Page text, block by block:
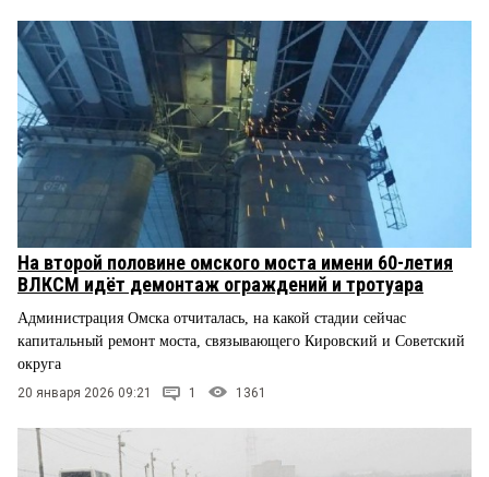
На второй половине омского моста имени 60-летия
ВЛКСМ идёт демонтаж ограждений и тротуара
Администрация Омска отчиталась, на какой стадии сейчас
капитальный ремонт моста, связывающего Кировский и Советский
округа
20 января 2026 09:21 1 1361